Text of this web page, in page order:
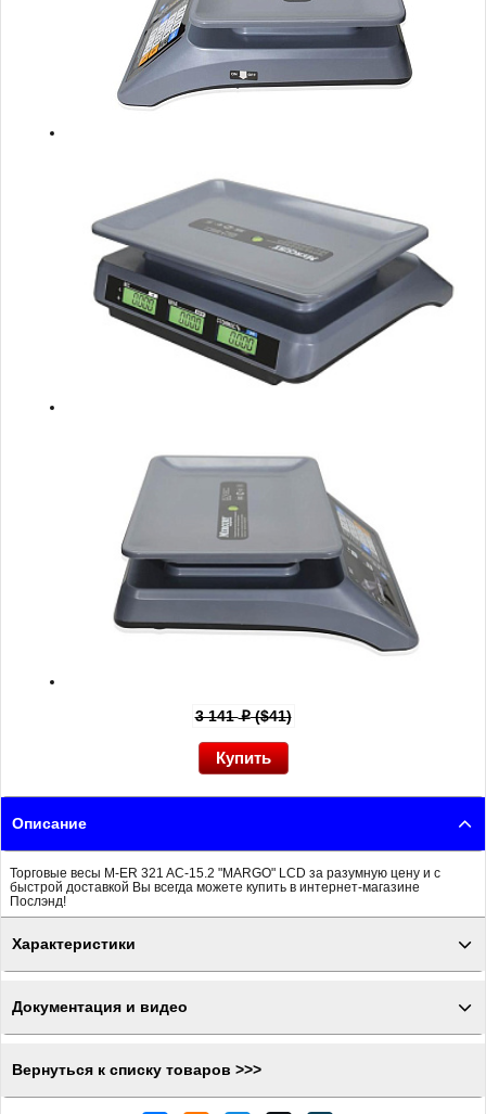
3 141p($41)
Описание
Торговые весы M-ER 321 AC-15.2 "MARGO" LCD за разумную цену и с
быстрой доставкой Вы всегда можете купить в интернет-магазине
Послэнд!
Характеристики
Документация и видео
Вернуться к списку товаров >>>